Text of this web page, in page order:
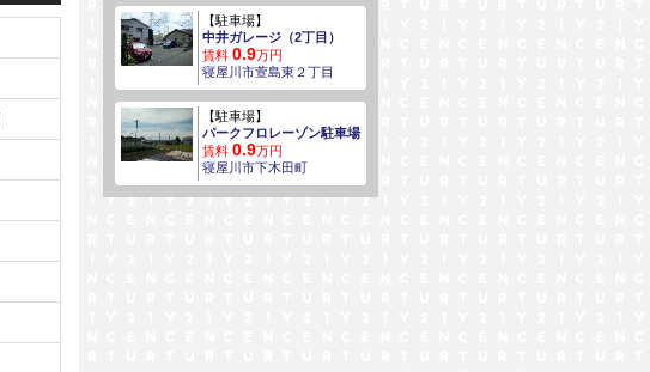
【駐車場】
中井ガレージ（2丁目）
賃料 0.9万円
寝屋川市萱島東２丁目
【駐車場】
パークフロレーゾン駐車場
賃料 0.9万円
寝屋川市下木田町